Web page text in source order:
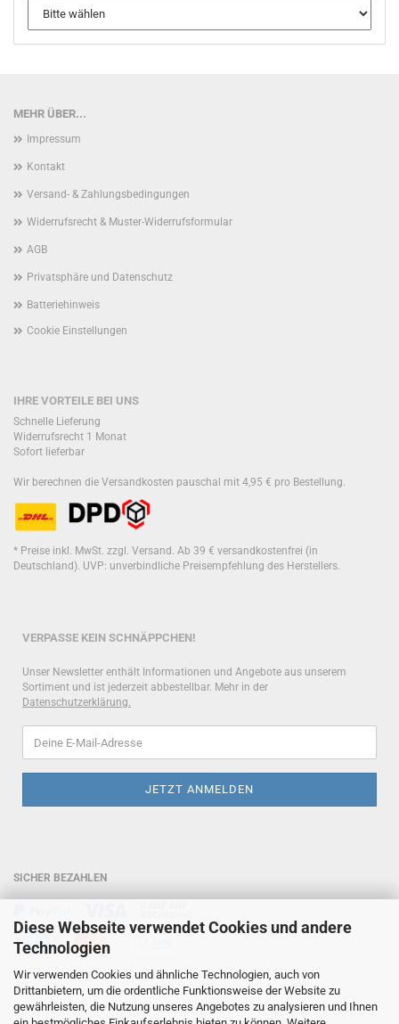
Diese Webseite verwendet Cookies und andere
Technologien
Wir verwenden Cookies und ähnliche Technologien, auch von
Drittanbietern, um die ordentliche Funktionsweise der Website zu
gewährleisten, die Nutzung unseres Angebotes zu analysieren und Ihnen
MEHR ÜBER...
Impressum
Kontakt
Versand- & Zahlungsbedingungen
Widerrufsrecht & Muster-Widerrufsformular
AGB
Privatsphäre und Datenschutz
Batteriehinweis
Cookie Einstellungen
IHRE VORTEILE BEI UNS
Schnelle Lieferung
Widerrufsrecht 1 Monat
Sofort lieferbar
Wir berechnen die Versandkosten pauschal mit 4,95 € pro Bestellung.
* Preise inkl. MwSt. zzgl. Versand. Ab 39 € versandkostenfrei (in
Deutschland). UVP: unverbindliche Preisempfehlung des Herstellers.
VERPASSE KEIN SCHNÄPPCHEN!
Unser Newsletter enthält Informationen und Angebote aus unserem
Sortiment und ist jederzeit abbestellbar. Mehr in der
Datenschutzerklärung.
SICHER BEZAHLEN
HOTLINE
Telefon: +49 6236 6934281